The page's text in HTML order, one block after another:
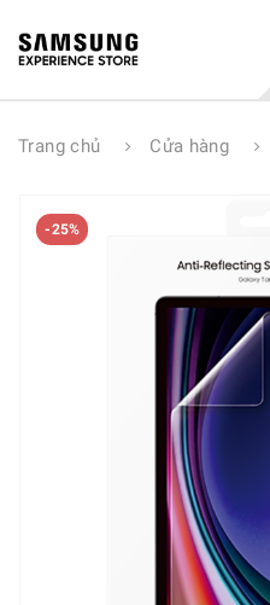
Trang chủ Cửa hàng
-25%